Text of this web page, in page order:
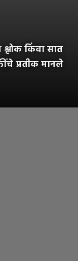
किंवा सात
प्रतीक मानले